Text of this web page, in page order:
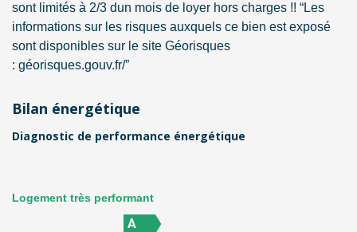
sont limités à 2/3 dun mois de loyer hors charges !! “Les
informations sur les risques auxquels ce bien est exposé
sont disponibles sur le site Géorisques
: géorisques.gouv.fr/”
Bilan énergétique
Diagnostic de performance énergétique
Logement très performant
A